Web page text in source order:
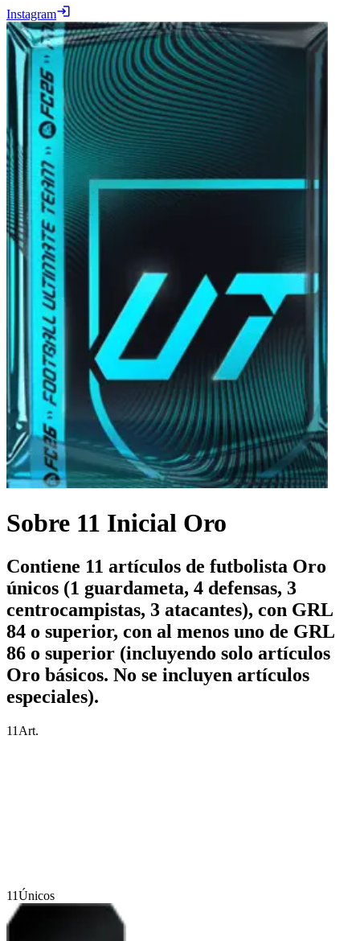
Instagram
Sobre 11 Inicial Oro
Contiene 11 artículos de futbolista Oro
únicos (1 guardameta, 4 defensas, 3
centrocampistas, 3 atacantes), con GRL
84 o superior, con al menos uno de GRL
86 o superior (incluyendo solo artículos
Oro básicos. No se incluyen artículos
especiales).
11 Art.
11Únicos